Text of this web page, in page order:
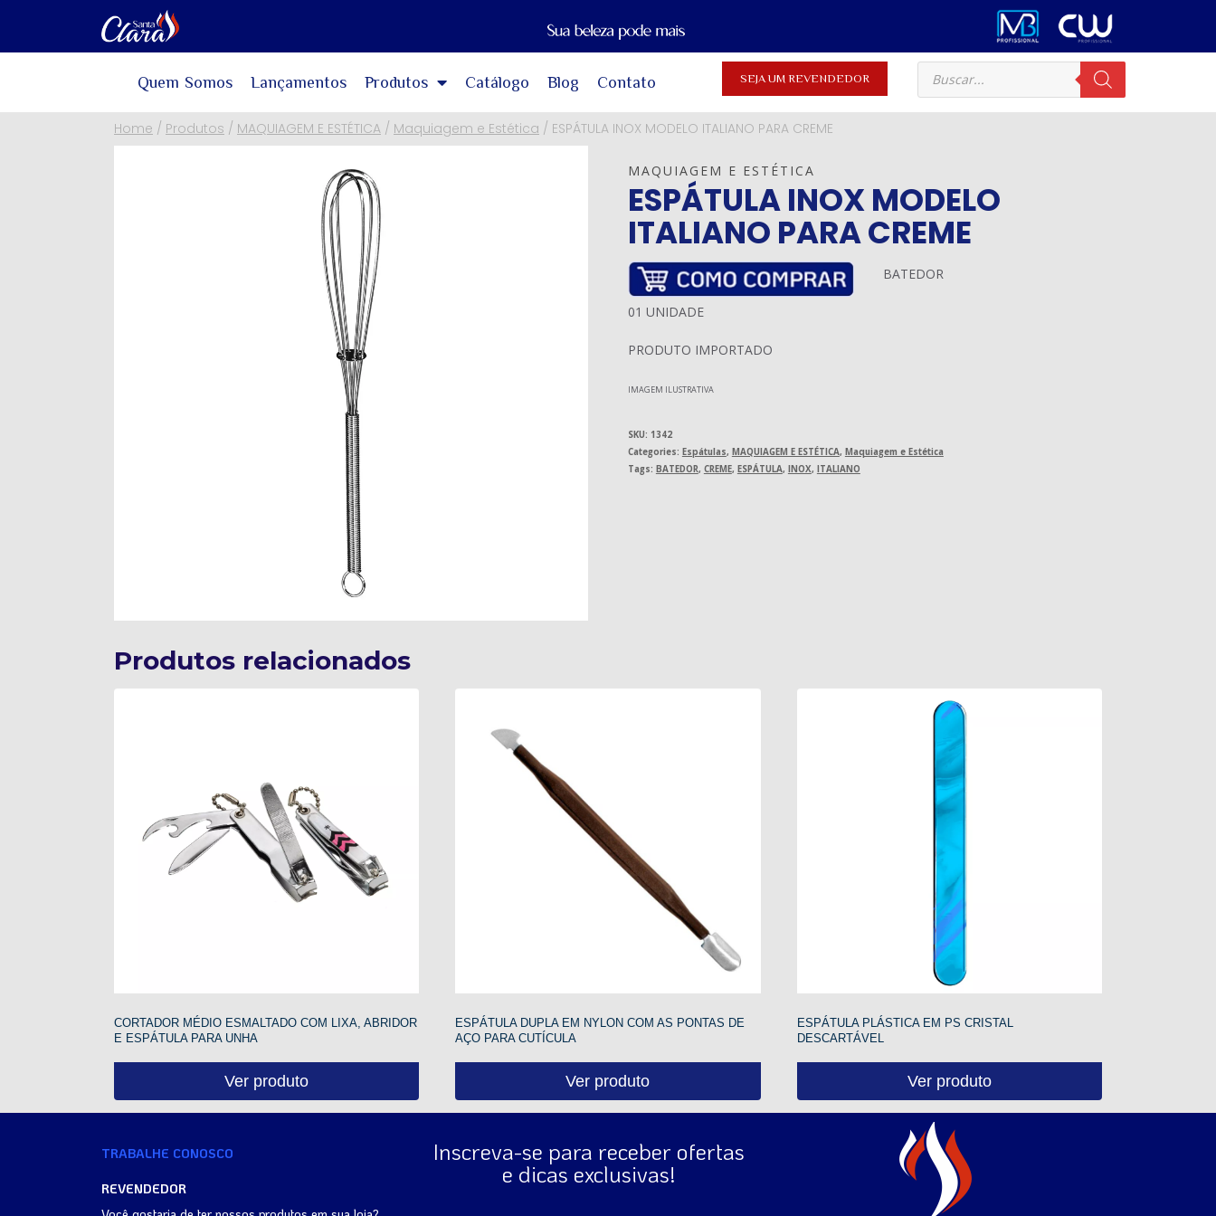
Quem Somos Lançamentos Produtos Catálogo Blog Contato SEJA UM REVENDEDOR
Home / Produtos / MAQUIAGEM E ESTÉTICA / Maquiagem e Estética / ESPÁTULA INOX MODELO ITALIANO PARA CREME
MAQUIAGEM E ESTÉTICA
ESPÁTULA INOX MODELO
ITALIANO PARA CREME
BATEDOR
01 UNIDADE
PRODUTO IMPORTADO
IMAGEM ILUSTRATIVA
SKU: 1342
Categories: Espátulas, MAQUIAGEM E ESTÉTICA, Maquiagem e Estética
Tags: BATEDOR, CREME, ESPÁTULA, INOX, ITALIANO
Produtos relacionados
CORTADOR MÉDIO ESMALTADO COM LIXA, ABRIDOR
E ESPÁTULA PARA UNHA
Ver produto
ESPÁTULA DUPLA EM NYLON COM AS PONTAS DE
AÇO PARA CUTÍCULA
Ver produto
ESPÁTULA PLÁSTICA EM PS CRISTAL
DESCARTÁVEL
Ver produto
TRABALHE CONOSCO
REVENDEDOR
Inscreva-se para receber ofertas
e dicas exclusivas!